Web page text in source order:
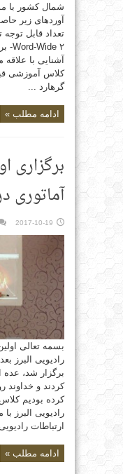
شمال کشور با
گرهارد ...
ادامه مطلب »
برگزاری
آماتوری
2017-10-19
بسمه تعالی
برگزار شد،
کردند و خداوند
کرده بودیم
رادیویی البرز
ارتباطات
ادامه مطلب »